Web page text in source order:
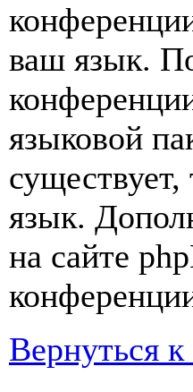
ваш язык.
языковой
язык.
на сайте
Вернуться к